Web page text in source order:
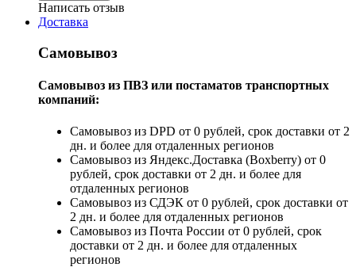
Написать отзыв
Доставка
Самовывоз
Самовывоз из ПВЗ или постаматов транспортных
компаний:
Самовывоз из DPD от 0 рублей, срок доставки от 2
дн. и более для отдаленных регионов
Самовывоз из Яндекс.Доставка (Boxberry) от 0
рублей, срок доставки от 2 дн. и более для
отдаленных регионов
Самовывоз из СДЭК от 0 рублей, срок доставки от
2 дн. и более для отдаленных регионов
Самовывоз из Почта России от 0 рублей, срок
доставки от 2 дн. и более для отдаленных
регионов